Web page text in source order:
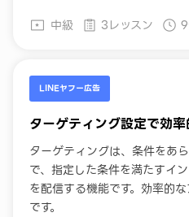
中級 3レッスン
LINEヤフー広告
ターゲティング設定で効
ターゲティングは、条件をあ
で、指定した条件を満たすイ
を配信する機能です。効率的
です。